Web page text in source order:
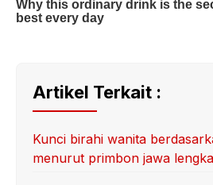
Artikel Terkait :
Kunci birahi wanita
menurut primbon jawa